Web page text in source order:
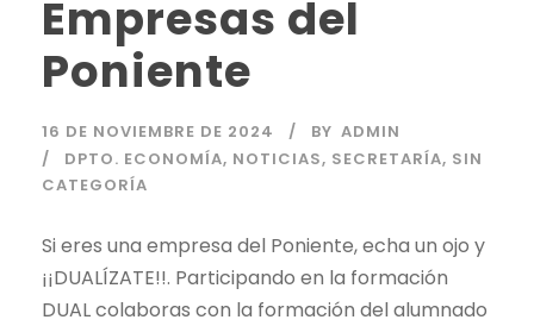
Empresas del
Poniente
16 DE NOVIEMBRE DE 2024 BY ADMIN
DPTO. ECONOMÍA, NOTICIAS, SECRETARÍA, SIN
CATEGORÍA
Si eres una empresa del Poniente, echa un ojo y
¡¡DUALÍZATE!!. Participando en la formación
DUAL colaboras con la formación del alumnado